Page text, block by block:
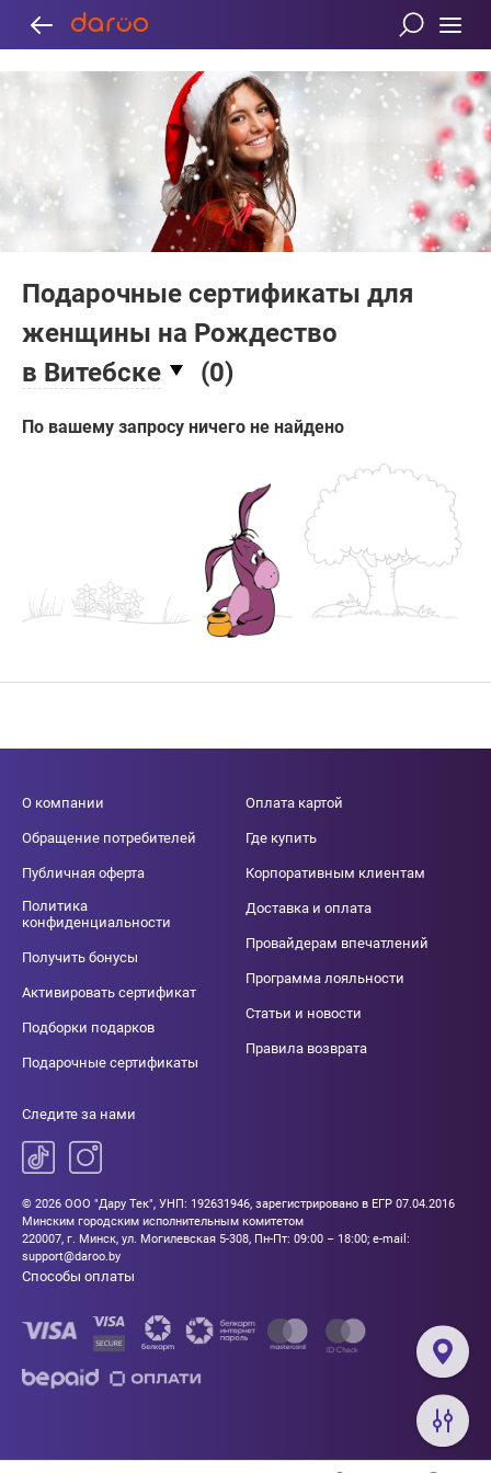
Подарочные сертификаты для
женщины на Рождество
в Витебске
(0)
По вашему запросу ничего не найдено
О компании
Обращение потребителей
Публичная оферта
Политика
конфиденциальности
Получить бонусы
Активировать сертификат
Подборки подарков
Подарочные сертификаты
Оплата картой
Где купить
Корпоративным клиентам
Доставка и оплата
Провайдерам впечатлений
Программа лояльности
Статьи и новости
Правила возврата
Следите за нами
© 2026 ООО "Дару Тек", УНП: 192631946, зарегистрировано в ЕГР 07.04.2016
Минским городским исполнительным комитетом
220007, г. Минск, ул. Могилевская 5-308, Пн-Пт: 09:00 – 18:00; e-mail:
support@daroo.by
Способы оплаты